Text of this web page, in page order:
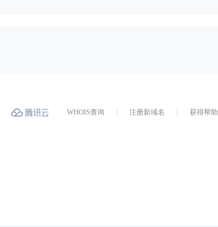
WHOIS查询 注册新域名 获得帮助